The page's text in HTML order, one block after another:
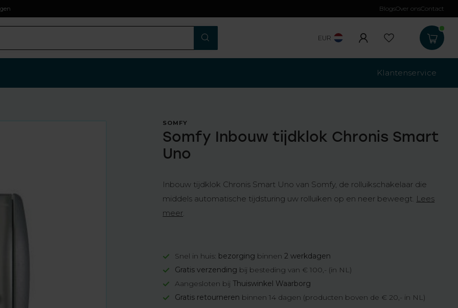
Gratis verzending
BlogsOver onsContact
EUR
Klantenservice
SOMFY
Somfy Inbouw tijdklok Chronis Smart
Uno
Inbouw tijdklok Chronis Smart Uno van Somfy, de rolluikschakelaar die
middels automatische tijdsturing uw rolluiken op en neer beweegt. Lees
meer.
Snel in huis: bezorging binnen2 werkdagen
Gratis verzending bij besteding van € 100,- (in NL)
Aangesloten bijThuiswinkel Waarborg
Gratis retourneren binnen 14 dagen (producten boven de € 20,- in NL)